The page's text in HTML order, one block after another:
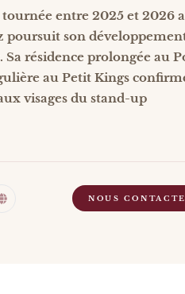
entre 2025 et 2026
poursuit son
Sa résidence prolongée au
au Petit Kings
visages du stand-up
NOUS